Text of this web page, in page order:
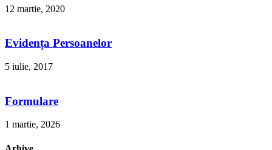
12 martie, 2020
Evidența Persoanelor
5 iulie, 2017
Formulare
1 martie, 2026